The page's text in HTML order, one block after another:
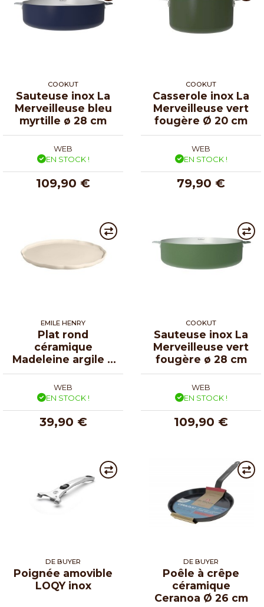
COOKUT
Sauteuse inox La
Merveilleuse bleu
myrtille ø 28 cm
WEB
EN STOCK !
109,90 €
COOKUT
Casserole inox La
Merveilleuse vert
fougère Ø 20 cm
WEB
EN STOCK !
79,90 €
EMILE HENRY
Plat rond
céramique
Madeleine argile ø
31 cm
WEB
EN STOCK !
39,90 €
COOKUT
Sauteuse inox La
Merveilleuse vert
fougère ø 28 cm
WEB
EN STOCK !
109,90 €
DE BUYER
Poignée amovible
LOQY inox
DE BUYER
Poêle à crêpe
céramique
Ceranoa Ø 26 cm